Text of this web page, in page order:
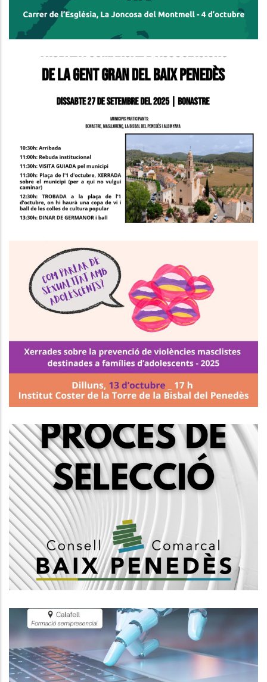
De La Gent Gran Del Baix Penedès
A Bonastre
S. socials
El Programa #preguntaopassa
Continua Treballant La Prevenció
De Les Violències Masclistes
Joventut
Creació D'una Borsa De Treball
D’enginyer/a, Subescala Tècnica,
Grup A1
Nova Oportunitat De Formació